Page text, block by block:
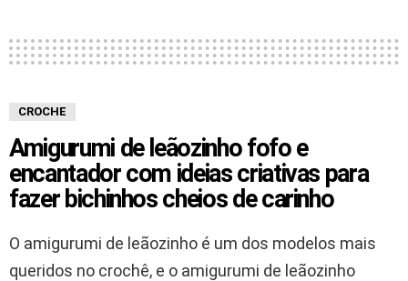
CROCHE
Amigurumi de leãozinho fofo e
encantador com ideias criativas para
fazer bichinhos cheios de carinho
O amigurumi de leãozinho é um dos modelos mais
queridos no crochê, e o amigurumi de leãozinho